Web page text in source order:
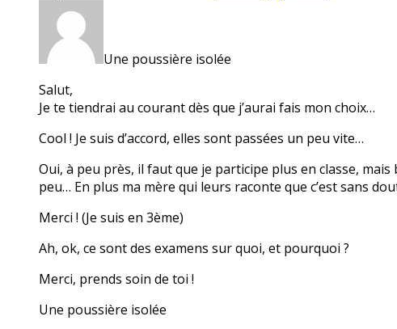
Une poussière isolée
Salut,
Je te tiendrai au courant dès que j’aurai fais mon choix…
Cool ! Je suis d’accord, elles sont passées un peu vite…
Oui, à peu près, il faut que je participe plus en classe,
peu… En plus ma mère qui leurs raconte que c’est sans
Merci ! (Je suis en 3ème)
Ah, ok, ce sont des examens sur quoi, et pourquoi ?
Merci, prends soin de toi !
Une poussière isolée